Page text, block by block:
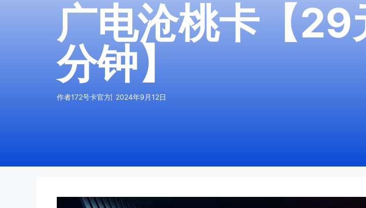
广电沧桃卡【
分钟】
作者172号卡官方 2024年9月12日